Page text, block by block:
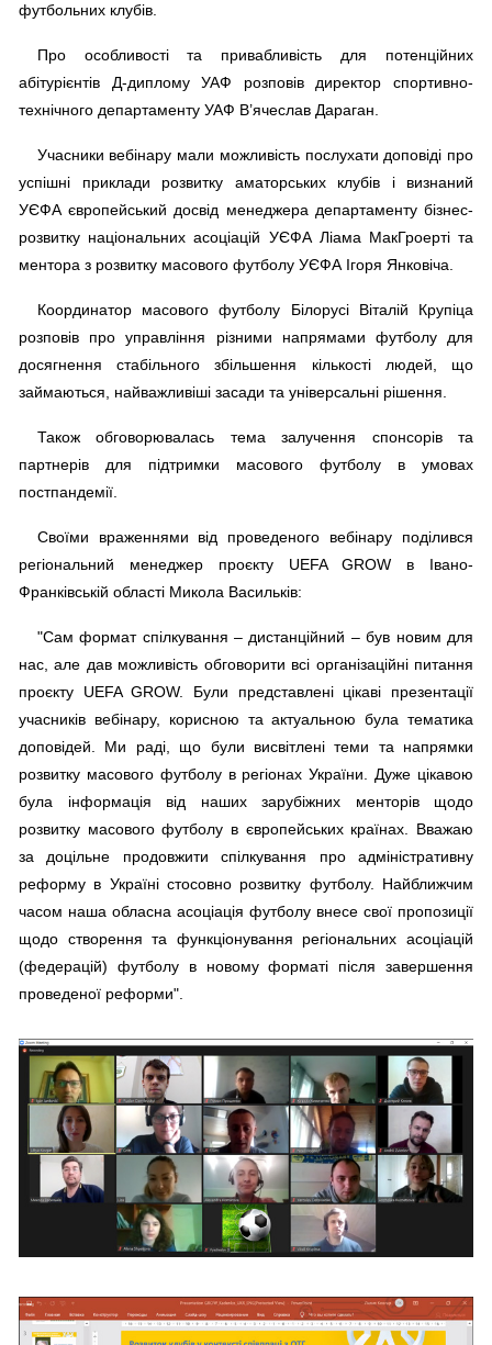
футбольних клубів.
Про особливості та привабливість для потенційних
абітурієнтів Д-диплому УАФ розповів директор спортивно-
технічного департаменту УАФ В’ячеслав Дараган.
Учасники вебінару мали можливість послухати доповіді про
успішні приклади розвитку аматорських клубів і визнаний
УЄФА європейський досвід менеджера департаменту бізнес-
розвитку національних асоціацій УЄФА Ліама МакГроерті та
ментора з розвитку масового футболу УЄФА Ігоря Янковіча.
Координатор масового футболу Білорусі Віталій Крупіца
розповів про управління різними напрямами футболу для
досягнення стабільного збільшення кількості людей, що
займаються, найважливіші засади та універсальні рішення.
Також обговорювалась тема залучення спонсорів та
партнерів для підтримки масового футболу в умовах
постпандемії.
Своїми враженнями від проведеного вебінару поділився
регіональний менеджер проєкту UEFA GROW в Івано-
Франківській області Микола Васильків:
"Сам формат спілкування – дистанційний – був новим для
нас, але дав можливість обговорити всі організаційні питання
проєкту UEFA GROW. Були представлені цікаві презентації
учасників вебінару, корисною та актуальною була тематика
доповідей. Ми раді, що були висвітлені теми та напрямки
розвитку масового футболу в регіонах України. Дуже цікавою
була інформація від наших зарубіжних менторів щодо
розвитку масового футболу в європейських країнах. Вважаю
за доцільне продовжити спілкування про адміністративну
реформу в Україні стосовно розвитку футболу. Найближчим
часом наша обласна асоціація футболу внесе свої пропозиції
щодо створення та функціонування регіональних асоціацій
(федерацій) футболу в новому форматі після завершення
проведеної реформи".